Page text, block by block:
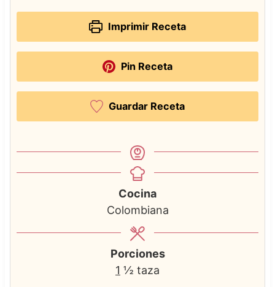
Imprimir Receta
Pin Receta
Guardar Receta
Cocina
Colombiana
Porciones
1 ½ taza